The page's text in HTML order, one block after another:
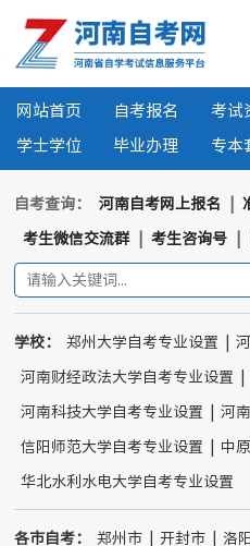
网站首页 自考报名 考试
学士学位 毕业办理 专本
自考查询： 河南自考网上报名
考生微信交流群 考生咨询号
学校： 郑州大学自考专业设置
河南财经政法大学自考专业设置
河南科技大学自考专业设置 河
信阳师范大学自考专业设置 中
华北水利水电大学自考专业设置
各市自考： 郑州市 开封市 洛